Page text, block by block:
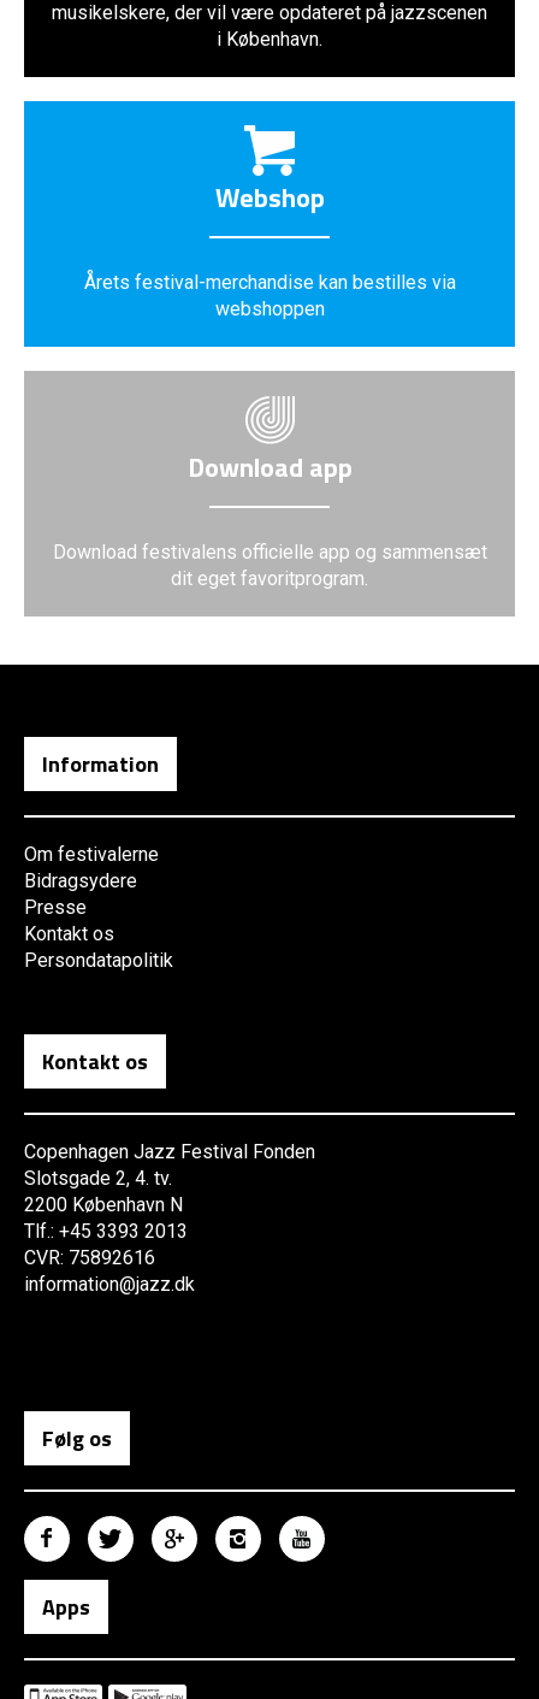
musikelskere, der vil være opdateret på jazzscenen
i København.
Webshop
Årets festival-merchandise kan bestilles via
webshoppen
Download app
Download festivalens officielle app og sammensæt
dit eget favoritprogram.
Information
Om festivalerne
Bidragsydere
Presse
Kontakt os
Persondatapolitik
Kontakt os
Copenhagen Jazz Festival Fonden
Slotsgade 2, 4. tv.
2200 København N
Tlf.: +45 3393 2013
CVR: 75892616
information@jazz.dk
Følg os
Apps